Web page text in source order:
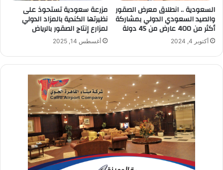
السعودية .. انطلاق معرض الصقور
والصيد السعودي الدولي بمشاركة
أكثر من 400 عارض من 45 دولة
أكتوبر 4, 2024
مزرعة سعودية تستحوذ على
نظيرتها الكندية بالمزاد الدولي
لمزارع إنتاج الصقور بالرياض
أغسطس 14, 2025